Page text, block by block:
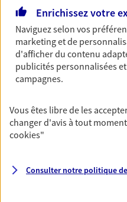
spécialement conçue
Découvrir l'offre Retraite
Prévoyance
Pour un avenir serein,
d'accident ou de
garanties incapacité
invalidité ou de décès.
Enrichissez votre
Naviguez selon vos
marketing et de
d'afficher du contenu
publicités personnalisées
campagnes.
Vous êtes libre de les
changer d'avis à tout
cookies"
Consulter notre politique de